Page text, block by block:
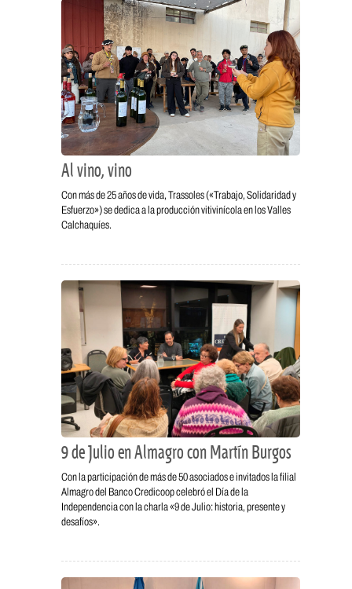
Al vino, vino
Con más de 25 años de vida, Trassoles («Trabajo, Solidaridad y
Esfuerzo») se dedica a la producción vitivinícola en los Valles
Calchaquíes.
9 de Julio en Almagro con Martín Burgos
Con la participación de más de 50 asociados e invitados la filial
Almagro del Banco Credicoop celebró el Día de la
Independencia con la charla «9 de Julio: historia, presente y
desafíos».